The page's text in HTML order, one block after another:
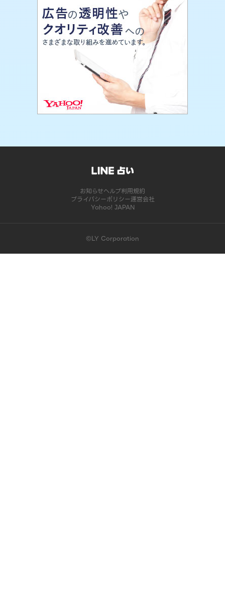
お知らせヘルプ利用規約
プライバシーポリシー運営会社
Yahoo! JAPAN
©LY Corporation
このコンテンツは掲載が終了しました | LINE占い